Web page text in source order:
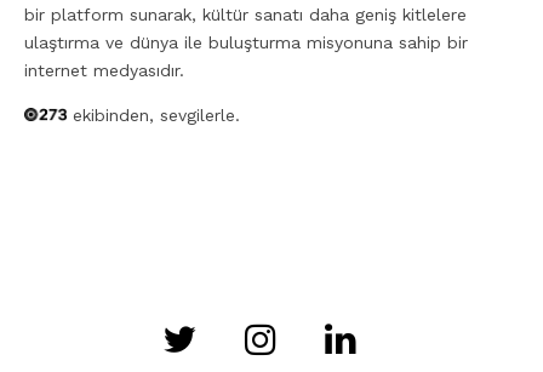
bir platform sunarak, kültür sanatı daha geniş kitlelere
ulaştırma ve dünya ile buluşturma misyonuna sahip bir
internet medyasıdır.
ekibinden, sevgilerle.